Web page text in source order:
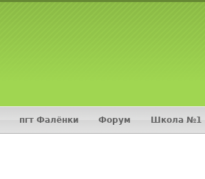
пгт Фалёнки Форум Школа №1